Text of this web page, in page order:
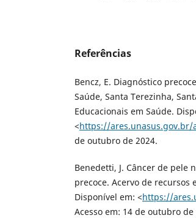
Referências
Bencz, E. Diagnóstico
Saúde, Santa Terezinha,
Educacionais em Saúde.
<https://ares.unasus.gov.br/
de outubro de 2024.
Benedetti, J. Câncer de pele
precoce. Acervo de recursos
Disponível em: <https://
Acesso em: 14 de outubro de